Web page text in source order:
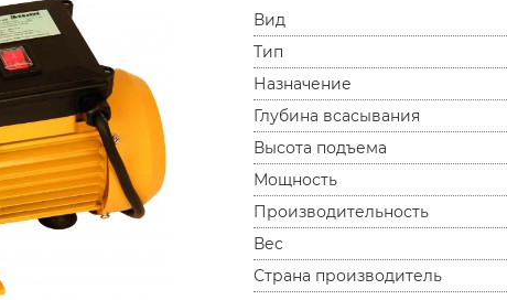
Вид
Тип
Назначение
Глубина всасывания
Высота подъема
Мощность
Производительность
Вес
Страна производитель